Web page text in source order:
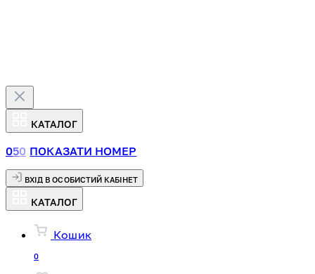
КАТАЛОГ
050 ПОКАЗАТИ НОМЕР
ВХІД В ОСОБИСТИЙ КАБІНЕТ
КАТАЛОГ
Кошик
0